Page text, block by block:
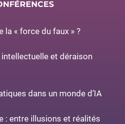
« force du faux » ?
intellectuelle et déraison
dans un monde d’IA
: entre illusions et réalités